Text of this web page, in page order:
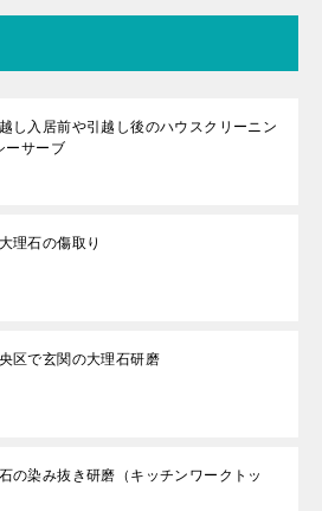
し入居前や引越し後のハウスクリーニン
ーサーブ
理石の傷取り
区で玄関の大理石研磨
の染み抜き研磨（キッチンワークトッ